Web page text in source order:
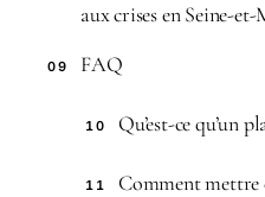
aux crises en Seine-
09 FAQ
10 Qu’est-ce qu’un
11
Comment mettre